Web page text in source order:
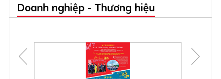
Doanh nghiệp - Thương hiệu